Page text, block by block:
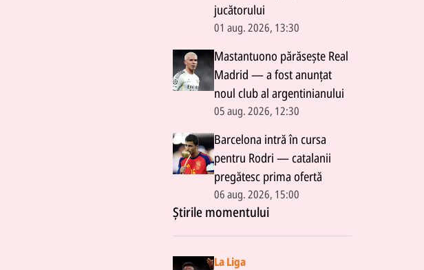
jucătorului
01 aug. 2026, 13:30
Mastantuono părăsește Real
Madrid — a fost anunțat
noul club al argentinianului
05 aug. 2026, 12:30
Barcelona intră în cursa
pentru Rodri — catalanii
pregătesc prima ofertă
06 aug. 2026, 15:00
Știrile momentului
La Liga